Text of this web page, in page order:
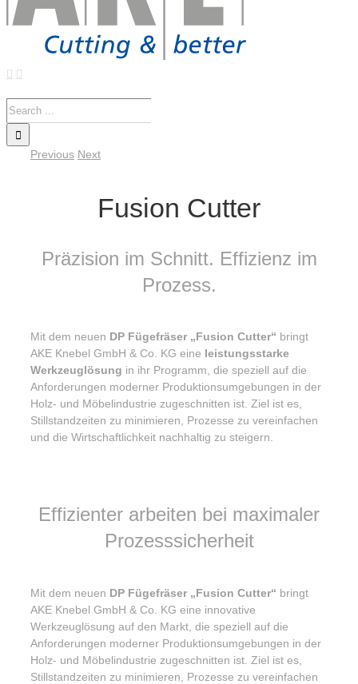
Search
for:
Previous Next
Fusion Cutter
Präzision im Schnitt. Effizienz im
Prozess.
Mit dem neuen DP Fügefräser „Fusion Cutter“ bringt
AKE Knebel GmbH & Co. KG eine leistungsstarke
Werkzeuglösung in ihr Programm, die speziell auf die
Anforderungen moderner Produktionsumgebungen in der
Holz- und Möbelindustrie zugeschnitten ist. Ziel ist es,
Stillstandzeiten zu minimieren, Prozesse zu vereinfachen
und die Wirtschaftlichkeit nachhaltig zu steigern.
Effizienter arbeiten bei maximaler
Prozesssicherheit
Mit dem neuen DP Fügefräser „Fusion Cutter“ bringt
AKE Knebel GmbH & Co. KG eine innovative
Werkzeuglösung auf den Markt, die speziell auf die
Anforderungen moderner Produktionsumgebungen in der
Holz- und Möbelindustrie zugeschnitten ist. Ziel ist es,
Stillstandzeiten zu minimieren, Prozesse zu vereinfachen